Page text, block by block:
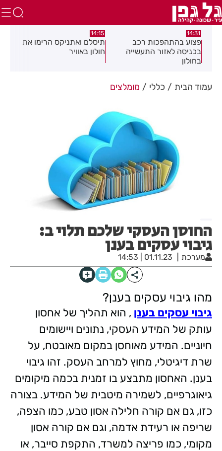
14:31
פצוע בהתהפכות רכב
בכניסה לאזור התעשייה
בחולון
14:15
תיסלם ואתניקס הרימו את
חולון באוויר
עמוד הבית כללי מומלצים
החוסן העסקי שלכם תלוי ב:
גיבוי עסקים בענן
מערכת 01.11.23 | 14:53
מהו גיבוי עסקים בענן?
גיבוי עסקים בענן , הוא תהליך של אחסון
עותק של המידע העסקי, נתונים ויישומים
חיוניים. המידע מאוחסן במקום מאובטח, על
שרת דיגיטלי, מחוץ למרחב העסק. זהו גיבוי
בענן. האחסון מתבצע בו זמנית בכמה מיקומים
גיאוגרפיים, לשמירה מיטבית של המידע. בצורה
כזו, גם אם קורה חלילה אסון טבע, כמו הצפה,
שריפה או רעידת אדמה, וגם אם קורה אסון
מקומי, כמו פריצה למשרד, התקפת סייבר, או